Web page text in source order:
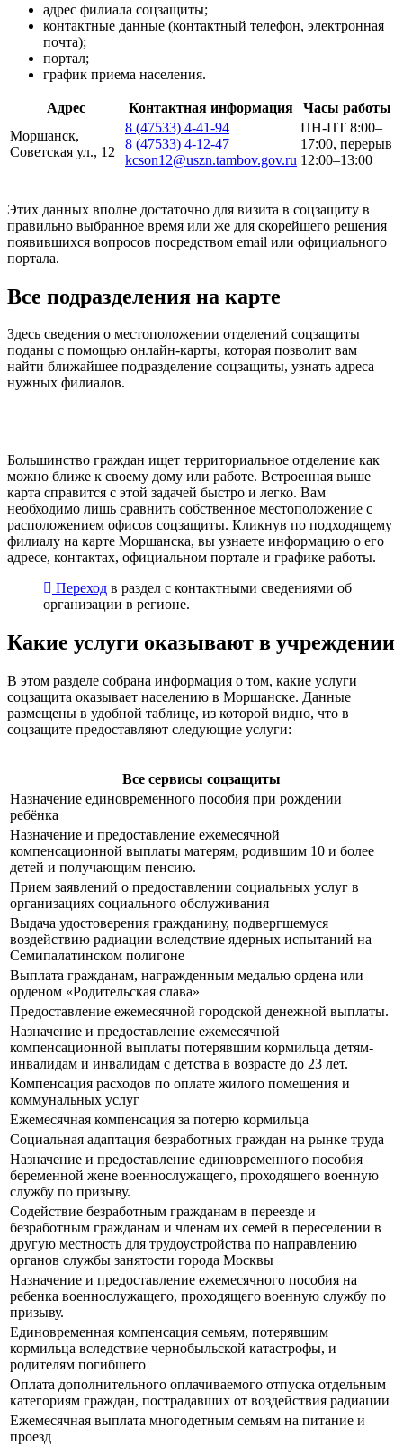
адрес филиала соцзащиты;
контактные данные (контактный телефон, электронная
почта);
портал;
график приема населения.
Адрес Контактная информация
Часы работы
Моршанск,
Советская ул., 12
8 (47533) 4-41-94
8 (47533) 4-12-47
kcson12@uszn.tambov.gov.ru
ПН-ПТ 8:00–
17:00, перерыв
12:00–13:00
Этих данных вполне достаточно для визита в соцзащиту в
правильно выбранное время или же для скорейшего решения
появившихся вопросов посредством email или официального
портала.
Все подразделения на карте
Здесь сведения о местоположении отделений соцзащиты
поданы с помощью онлайн-карты, которая позволит вам
найти ближайшее подразделение соцзащиты, узнать адреса
нужных филиалов.
Большинство граждан ищет территориальное отделение как
можно ближе к своему дому или работе. Встроенная выше
карта справится с этой задачей быстро и легко. Вам
необходимо лишь сравнить собственное местоположение с
расположением офисов соцзащиты. Кликнув по подходящему
филиалу на карте Моршанска, вы узнаете информацию о его
адресе, контактах, официальном портале и графике работы.
Переход в раздел с контактными сведениями об
организации в регионе.
Какие услуги оказывают в учреждении
В этом разделе собрана информация о том, какие услуги
соцзащита оказывает населению в Моршанске. Данные
размещены в удобной таблице, из которой видно, что в
соцзащите предоставляют следующие услуги:
Все сервисы соцзащиты
Назначение единовременного пособия при рождении
ребёнка
Назначение и предоставление ежемесячной
компенсационной выплаты матерям, родившим 10 и более
детей и получающим пенсию.
Прием заявлений о предоставлении социальных услуг в
организациях социального обслуживания
Выдача удостоверения гражданину, подвергшемуся
воздействию радиации вследствие ядерных испытаний на
Семипалатинском полигоне
Выплата гражданам, награжденным медалью ордена или
орденом «Родительская слава»
Предоставление ежемесячной городской денежной выплаты.
Назначение и предоставление ежемесячной
компенсационной выплаты потерявшим кормильца детям-
инвалидам и инвалидам с детства в возрасте до 23 лет.
Компенсация расходов по оплате жилого помещения и
коммунальных услуг
Ежемесячная компенсация за потерю кормильца
Социальная адаптация безработных граждан на рынке труда
Назначение и предоставление единовременного пособия
беременной жене военнослужащего, проходящего военную
службу по призыву.
Содействие безработным гражданам в переезде и
безработным гражданам и членам их семей в переселении в
другую местность для трудоустройства по направлению
органов службы занятости города Москвы
Назначение и предоставление ежемесячного пособия на
ребенка военнослужащего, проходящего военную службу по
призыву.
Единовременная компенсация семьям, потерявшим
кормильца вследствие чернобыльской катастрофы, и
родителям погибшего
Оплата дополнительного оплачиваемого отпуска отдельным
категориям граждан, пострадавших от воздействия радиации
Ежемесячная выплата многодетным семьям на питание и
проезд